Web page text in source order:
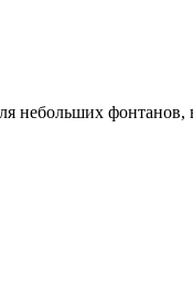
небольших фонтанов,